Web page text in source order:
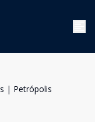
| Petrópolis